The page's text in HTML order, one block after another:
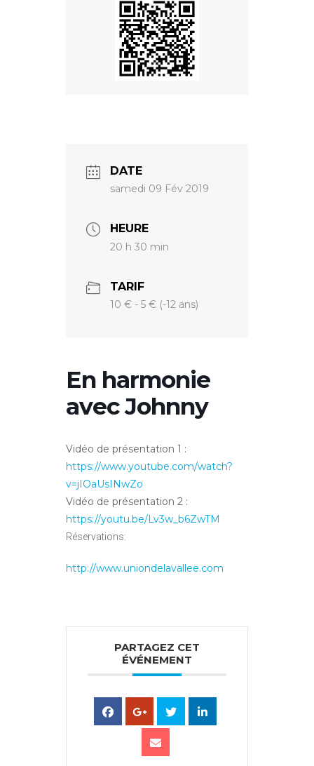
DATE
samedi 09 Fév 2019
HEURE
20 h 30 min
TARIF
10 € - 5 € (-12 ans)
En harmonie
avec Johnny
Vidéo de présentation 1 :
https://www.youtube.com/watch?
v=jIOaUsINwZo
Vidéo de présentation 2 :
https://youtu.be/Lv3w_b6ZwTM
Réservations:
http://www.uniondelavallee.com
PARTAGEZ CET
ÉVÉNEMENT